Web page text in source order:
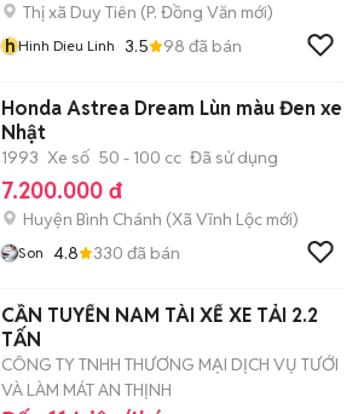
Thị xã Duy Tiên (P. Đồng Văn mới)
hHinh Dieu Linh 3.5 98 đã bán
Honda Astrea Dream Lùn màu Đen xe
Nhật
1993 Xe số 50 - 100 cc Đã sử dụng
7.200.000 đ
Huyện Bình Chánh (Xã Vĩnh Lộc mới)
Son 4.8 330 đã bán
CẦN TUYỂN NAM TÀI XẾ XE TẢI 2.2
TẤN
CÔNG TY TNHH THƯƠNG MẠI DỊCH VỤ TƯỚI
VÀ LÀM MÁT AN THỊNH